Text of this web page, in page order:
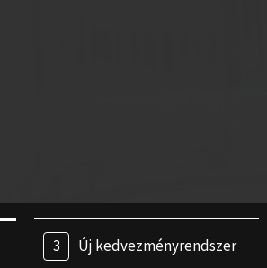
Új kedvezményrendszer